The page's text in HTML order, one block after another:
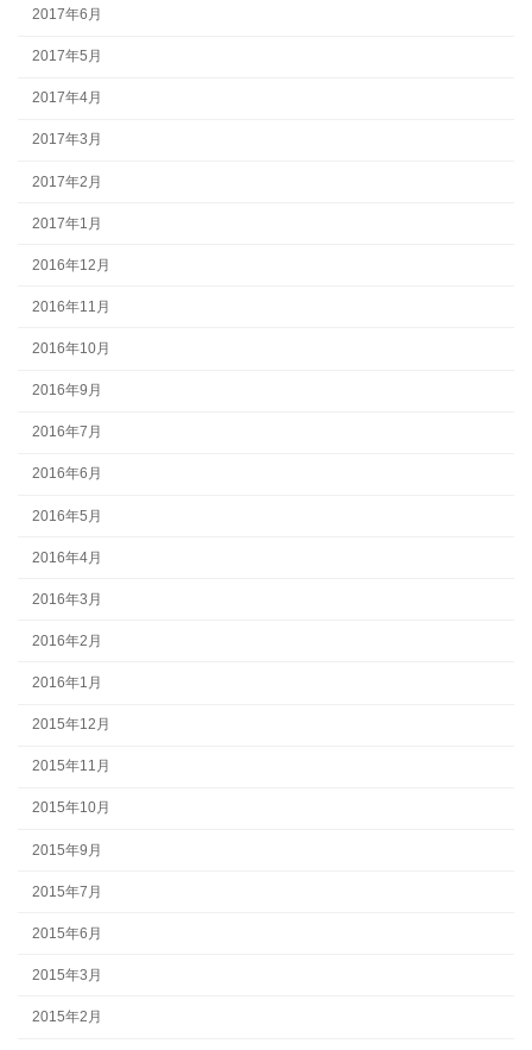
2017年6月
2017年5月
2017年4月
2017年3月
2017年2月
2017年1月
2016年12月
2016年11月
2016年10月
2016年9月
2016年7月
2016年6月
2016年5月
2016年4月
2016年3月
2016年2月
2016年1月
2015年12月
2015年11月
2015年10月
2015年9月
2015年7月
2015年6月
2015年3月
2015年2月